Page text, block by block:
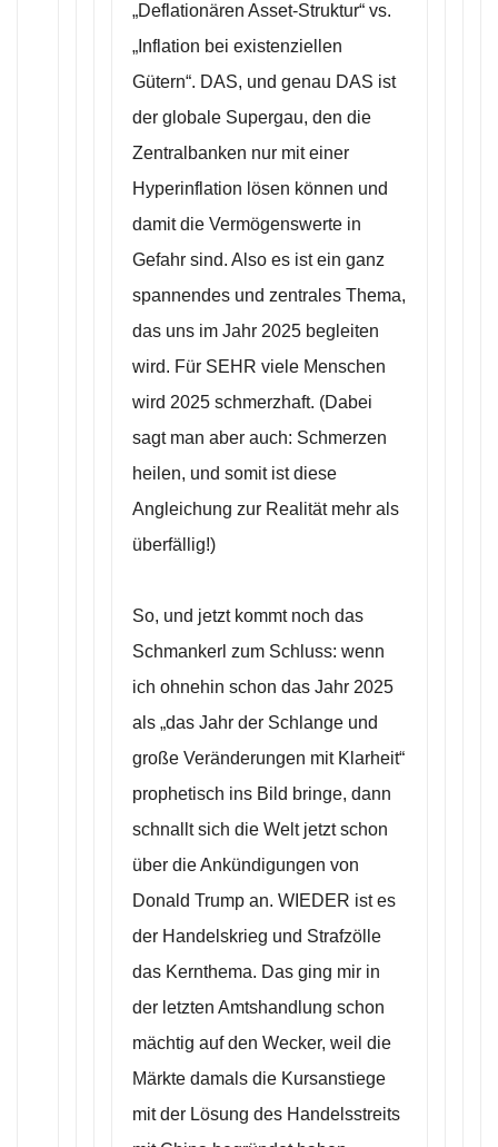
„Deflationären Asset-Struktur“ vs.
„Inflation bei existenziellen
Gütern“. DAS, und genau DAS ist
der globale Supergau, den die
Zentralbanken nur mit einer
Hyperinflation lösen können und
damit die Vermögenswerte in
Gefahr sind. Also es ist ein ganz
spannendes und zentrales Thema,
das uns im Jahr 2025 begleiten
wird. Für SEHR viele Menschen
wird 2025 schmerzhaft. (Dabei
sagt man aber auch: Schmerzen
heilen, und somit ist diese
Angleichung zur Realität mehr als
überfällig!)
So, und jetzt kommt noch das
Schmankerl zum Schluss: wenn
ich ohnehin schon das Jahr 2025
als „das Jahr der Schlange und
große Veränderungen mit Klarheit“
prophetisch ins Bild bringe, dann
schnallt sich die Welt jetzt schon
über die Ankündigungen von
Donald Trump an. WIEDER ist es
der Handelskrieg und Strafzölle
das Kernthema. Das ging mir in
der letzten Amtshandlung schon
mächtig auf den Wecker, weil die
Märkte damals die Kursanstiege
mit der Lösung des Handelsstreits